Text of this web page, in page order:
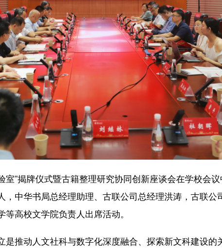
”揭牌仪式暨古籍整理研究协同创新座谈会在学校会议
，中华书局总经理助理、古联公司总经理洪涛，古联
高校文学院负责人出席活动。
推动人文社科与数字化深度融合、探索新文科建设的